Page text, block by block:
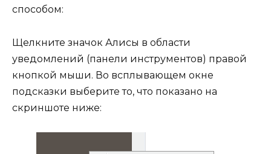
способом:
Щелкните значок Алисы в области
уведомлений (панели инструментов) правой
кнопкой мыши. Во всплывающем окне
подсказки выберите то, что показано на
скриншоте ниже: